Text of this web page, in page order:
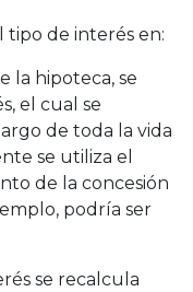
tipo de interés en:
la hipoteca, se
el cual se
de toda la vida
se utiliza el
de la concesión
podría ser
se recalcula